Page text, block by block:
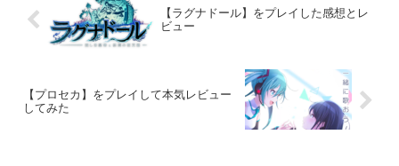
【ラグナドール】をプレイした感想とレ
ビュー
【プロセカ】をプレイして本気レビュー
してみた